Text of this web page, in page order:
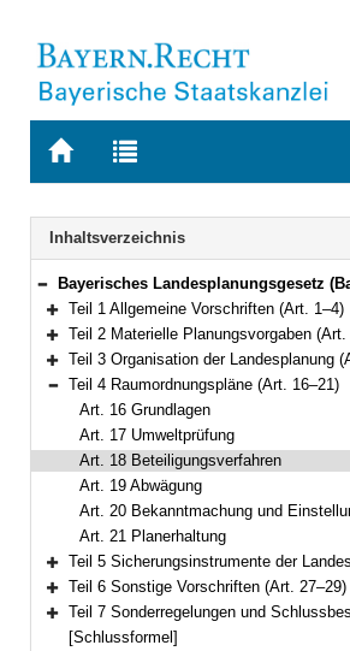
Zur
BAYERN.RECHT
Zur
letzten
Suche
Navigation
Inhaltsverzeichnis
Bereich reduzieren
Bayerisches Landesplanungsgesetz (BayLplG) Vom 25. Juni 2012
Bereich erweitern
Teil 1 Allgemeine Vorschriften (Art. 1–4)
Bereich erweitern
Teil 2 Materielle Planungsvorgaben (Art.
Bereich erweitern
Teil 3 Organisation der Landesplanung
Bereich reduzieren
Teil 4 Raumordnungspläne (Art. 16–21)
Art. 16 Grundlagen
Art. 17 Umweltprüfung
Art. 18 Beteiligungsverfahren
Art. 19 Abwägung
Art. 20 Bekanntmachung und
Art. 21 Planerhaltung
Bereich erweitern
Teil 5 Sicherungsinstrumente der
Bereich erweitern
Teil 6 Sonstige Vorschriften (Art. 27–29)
Bereich erweitern
Teil 7 Sonderregelungen und
[Schlussformel]